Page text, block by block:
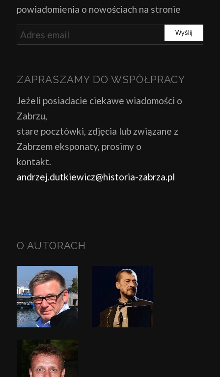
powiadomienia o nowościach na stronie
ZAPRASZAMY DO WSPÓŁPRACY
Jeżeli posiadacie ciekawe wiadomości o
Zabrzu,
stare pocztówki, zdjęcia lub związane z
Zabrzem eksponaty, prosimy o
kontakt.
andrzej.dutkiewicz@historia-zabrza.pl
O AUTORACH